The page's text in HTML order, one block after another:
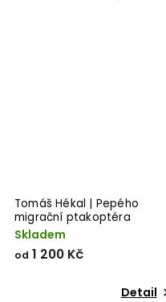
Tomáš Hékal | Pepého
migrační ptakoptéra
Skladem
od 1 200 Kč
Detail